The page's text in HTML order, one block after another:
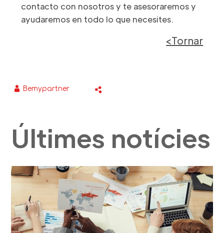
contacto con nosotros y te asesoraremos y
ayudaremos en todo lo que necesites.
<Tornar
Bemypartner
Últimes notícies